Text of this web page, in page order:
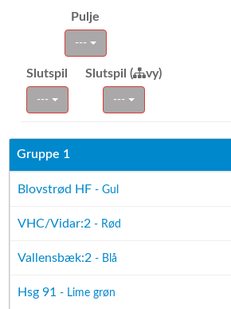
Pulje
---
Slutspil Slutspil ( vy)
--- ---
Gruppe 1
Blovstrød HF - Gul
VHC/Vidar:2 - Rød
Vallensbæk:2 - Blå
Hsg 91 - Lime grøn